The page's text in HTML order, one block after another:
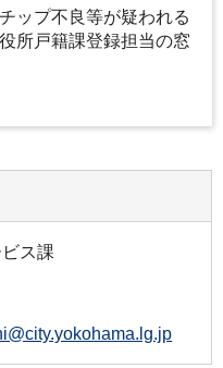
ップ不良等が疑われる
所戸籍課登録担当の窓
ス課